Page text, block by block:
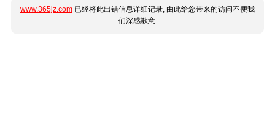
www.365jz.com 已经将此出错信息详细记录, 由此给您带来的访问不便我
们深感歉意.